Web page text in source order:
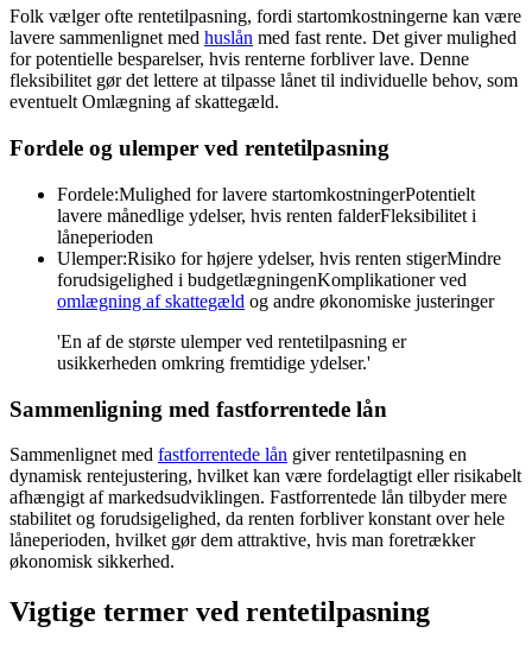
Folk vælger ofte rentetilpasning, fordi startomkostningerne kan være
lavere sammenlignet med huslån med fast rente. Det giver mulighed
for potentielle besparelser, hvis renterne forbliver lave. Denne
fleksibilitet gør det lettere at tilpasse lånet til individuelle behov, som
eventuelt Omlægning af skattegæld.
Fordele og ulemper ved rentetilpasning
Fordele:Mulighed for lavere startomkostningerPotentielt
lavere månedlige ydelser, hvis renten falderFleksibilitet i
låneperioden
Ulemper:Risiko for højere ydelser, hvis renten stigerMindre
forudsigelighed i budgetlægningenKomplikationer ved
omlægning af skattegæld og andre økonomiske justeringer
'En af de største ulemper ved rentetilpasning er
usikkerheden omkring fremtidige ydelser.'
Sammenligning med fastforrentede lån
Sammenlignet med fastforrentede lån giver rentetilpasning en
dynamisk rentejustering, hvilket kan være fordelagtigt eller risikabelt
afhængigt af markedsudviklingen. Fastforrentede lån tilbyder mere
stabilitet og forudsigelighed, da renten forbliver konstant over hele
låneperioden, hvilket gør dem attraktive, hvis man foretrækker
økonomisk sikkerhed.
Vigtige termer ved rentetilpasning